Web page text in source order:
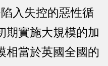
入失控的惡性循
期實施大規模的加
相當於英國全國的